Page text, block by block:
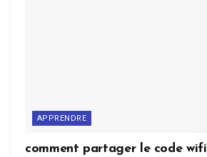
APPRENDRE
comment partager le code wifi